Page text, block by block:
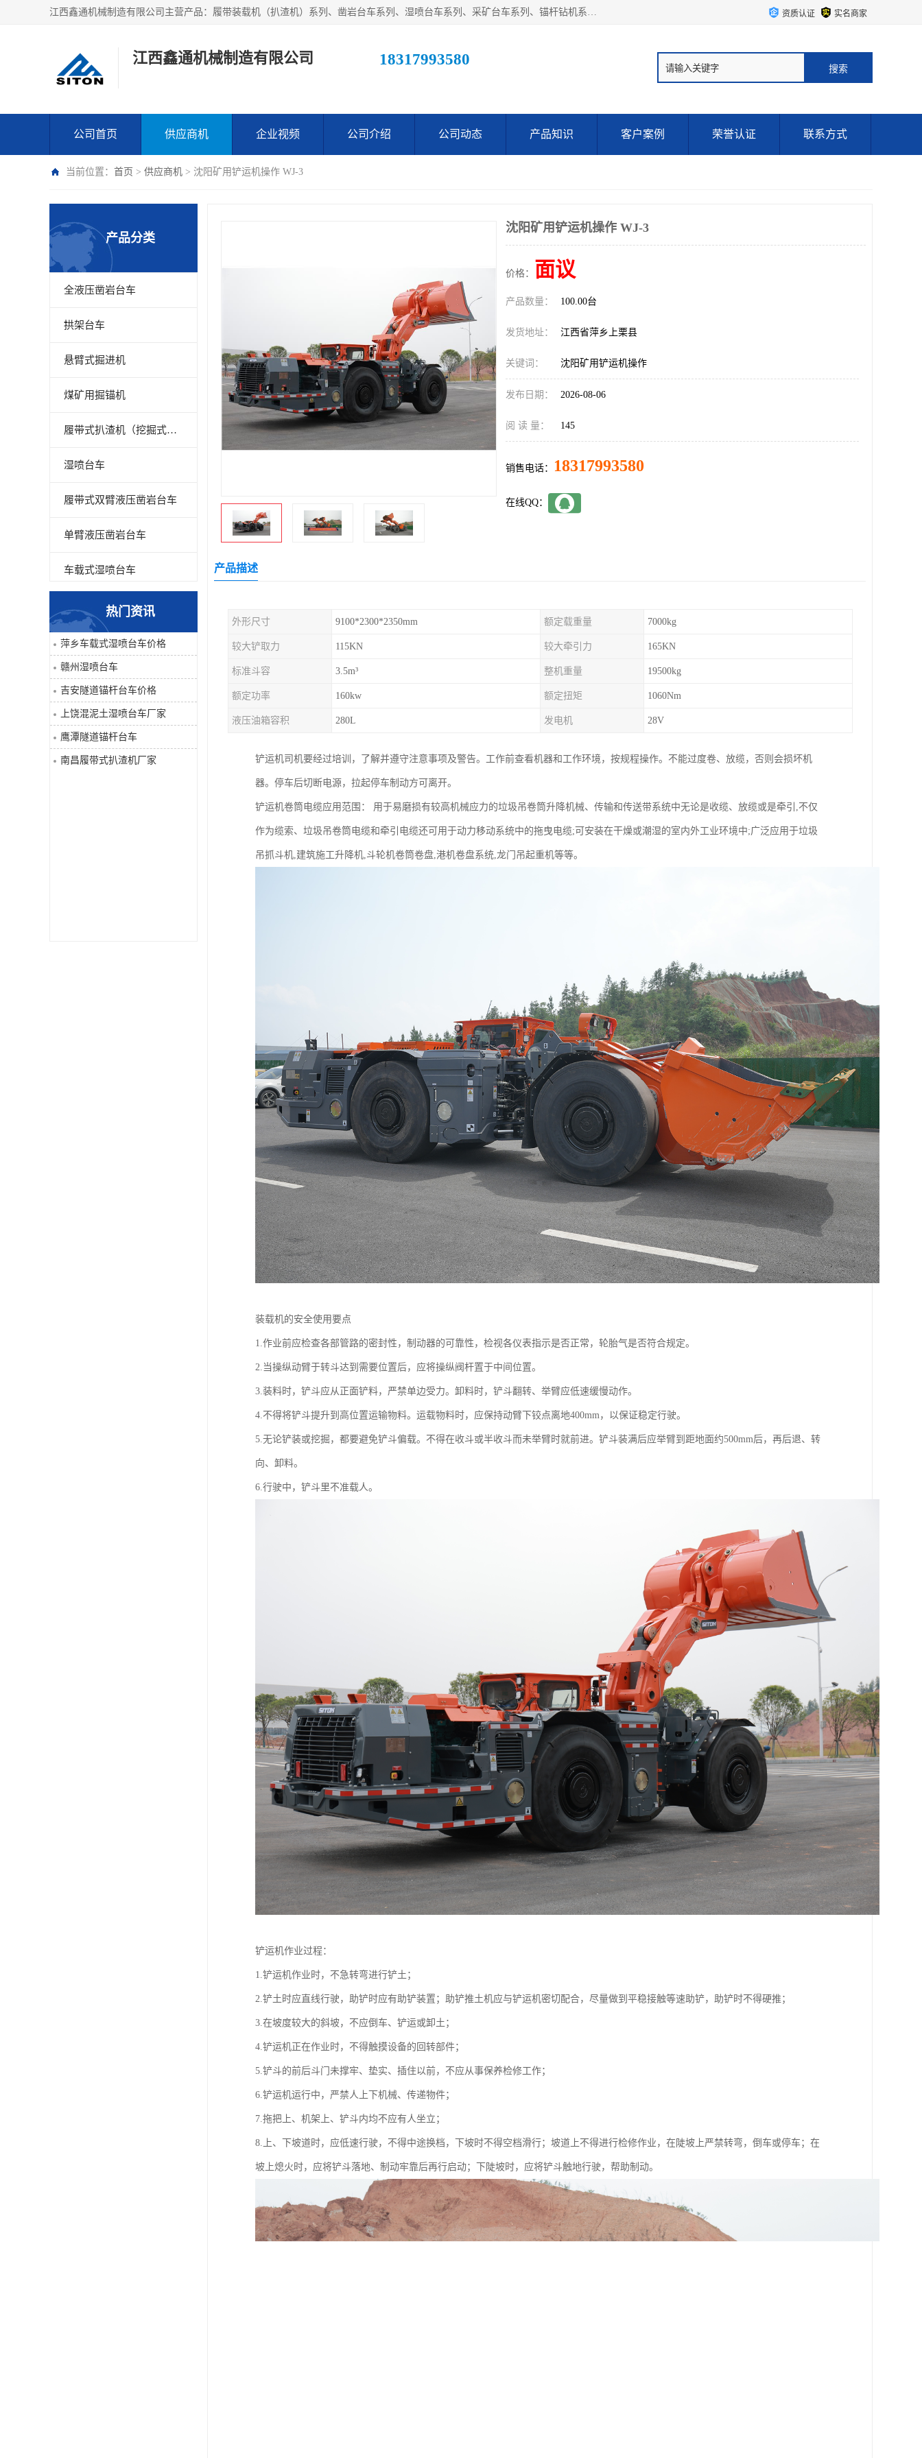
江西鑫通机械制造有限公司主营产品：履带装载机（扒渣机）系列、凿岩台车系列、湿喷台车系列、采矿台车系列、锚杆钻机系列、梭式矿车系列、电机车系列、砼搅拌运输车系列及后配套系列。公司在不断提升自身技术研发能力的同时引进德国、瑞典等国外先进技术和工艺，广泛征询用户意见，扬长避短，日趋完善和成熟，赢得了广大用户的青睐。 资质认证 实名商家
江西鑫通机械制造有限公司 18317993580
公司首页 供应商机 企业视频 公司介绍 公司动态 产品知识 客户案例 荣誉认证 联系方式
当前位置： 首页 > 供应商机 > 沈阳矿用铲运机操作 WJ-3
产品分类
全液压凿岩台车
拱架台车
悬臂式掘进机
煤矿用掘锚机
履带式扒渣机（挖掘式装载机）
湿喷台车
履带式双臂液压凿岩台车
单臂液压凿岩台车
车载式湿喷台车
多臂凿岩台车
单臂凿岩台车系列
大坡度用履带扒渣机≤32度
隧道锚杆台车
混泥土湿喷台车
热门资讯
萍乡车载式湿喷台车价格
赣州湿喷台车
吉安隧道锚杆台车价格
上饶混泥土湿喷台车厂家
鹰潭隧道锚杆台车
南昌履带式扒渣机厂家
沈阳矿用铲运机操作 WJ-3
价格： 面议
产品数量： 100.00台
发货地址： 江西省萍乡上栗县
关键词： 沈阳矿用铲运机操作
发布日期： 2026-08-06
阅 读 量： 145
销售电话： 18317993580
在线QQ：
产品描述
外形尺寸 9100*2300*2350mm 额定载重量 7000kg
较大铲取力 115KN 较大牵引力 165KN
标准斗容 3.5m³ 整机重量 19500kg
额定功率 160kw 额定扭矩 1060Nm
液压油箱容积 280L 发电机 28V
铲运机司机要经过培训，了解并遵守注意事项及警告。工作前查看机器和工作环境，按规程操作。不能过度卷、放缆，否则会损坏机
器。停车后切断电源，拉起停车制动方可离开。
铲运机卷筒电缆应用范围： 用于易磨损有较高机械应力的垃圾吊卷筒升降机械、传输和传送带系统中无论是收缆、放缆或是牵引,不仅
作为缆索、垃圾吊卷筒电缆和牵引电缆还可用于动力移动系统中的拖曳电缆;可安装在干燥或潮湿的室内外工业环境中;广泛应用于垃圾
吊抓斗机,建筑施工升降机,斗轮机卷筒卷盘,港机卷盘系统,龙门吊起重机等等。
装载机的安全使用要点
1.作业前应检查各部管路的密封性，制动器的可靠性，检视各仪表指示是否正常，轮胎气是否符合规定。
2.当操纵动臂于转斗达到需要位置后，应将操纵阀杆置于中间位置。
3.装料时，铲斗应从正面铲料，严禁单边受力。卸料时，铲斗翻转、举臂应低速缓慢动作。
4.不得将铲斗提升到高位置运输物料。运载物料时，应保持动臂下铰点离地400mm，以保证稳定行驶。
5.无论铲装或挖掘，都要避免铲斗偏载。不得在收斗或半收斗而未举臂时就前进。铲斗装满后应举臂到距地面约500mm后，再后退、转
向、卸料。
6.行驶中，铲斗里不准载人。
铲运机作业过程：
1.铲运机作业时，不急转弯进行铲土；
2.铲土时应直线行驶，助铲时应有助铲装置；助铲推土机应与铲运机密切配合，尽量做到平稳接触等速助铲，助铲时不得硬推；
3.在坡度较大的斜坡，不应倒车、铲运或卸土；
4.铲运机正在作业时，不得触摸设备的回转部件；
5.铲斗的前后斗门未撑牢、垫实、插住以前，不应从事保养检修工作；
6.铲运机运行中，严禁人上下机械、传递物件；
7.拖把上、机架上、铲斗内均不应有人坐立；
8.上、下坡道时，应低速行驶，不得中途换档，下坡时不得空档滑行；坡道上不得进行检修作业，在陡坡上严禁转弯，倒车或停车；在
坡上熄火时，应将铲斗落地、制动牢靠后再行启动；下陡坡时，应将铲斗触地行驶，帮助制动。